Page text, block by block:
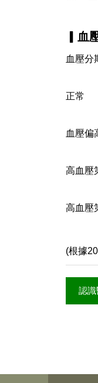
▎血
血壓分
正常
血壓偏
高血壓
高血壓
(根據
認